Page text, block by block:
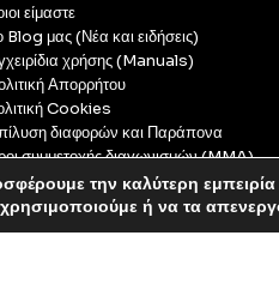
σκοπούς — καμία
είμαστε
Blog μας (Νέα και ειδήσεις)
χρήσης (Manuals)
Απορρήτου
Cookies
διαφορών και Παράπονα
συμμετοχής διαγωνισμών (MMA)
Compliant
την καλύτερη
ή να τα